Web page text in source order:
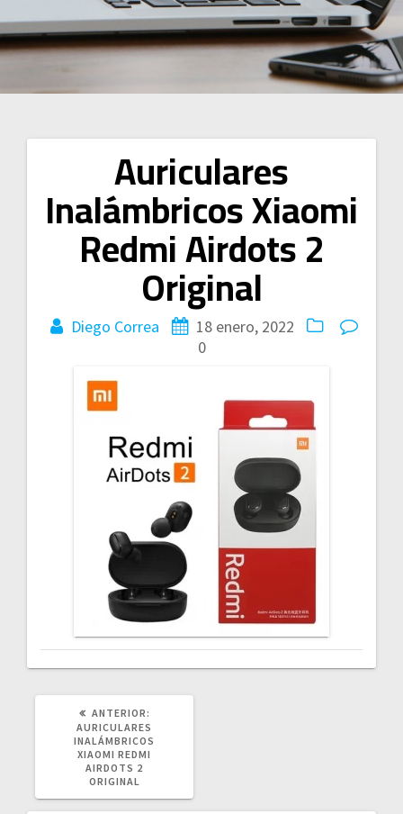
Auriculares
Inalámbricos Xiaomi
Redmi Airdots 2
Original
Diego Correa
18 enero, 2022
0
Navegación
de
entradas
ANTERIOR:
ANTERIOR:
AURICULARES
INALÁMBRICOS
XIAOMI REDMI
AIRDOTS 2
ORIGINAL